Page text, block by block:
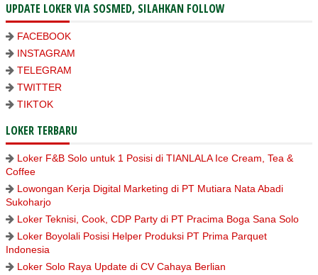
UPDATE LOKER VIA SOSMED, SILAHKAN FOLLOW
FACEBOOK
INSTAGRAM
TELEGRAM
TWITTER
TIKTOK
LOKER TERBARU
Loker F&B Solo untuk 1 Posisi di TIANLALA Ice Cream, Tea &
Coffee
Lowongan Kerja Digital Marketing di PT Mutiara Nata Abadi
Sukoharjo
Loker Teknisi, Cook, CDP Party di PT Pracima Boga Sana Solo
Loker Boyolali Posisi Helper Produksi PT Prima Parquet
Indonesia
Loker Solo Raya Update di CV Cahaya Berlian